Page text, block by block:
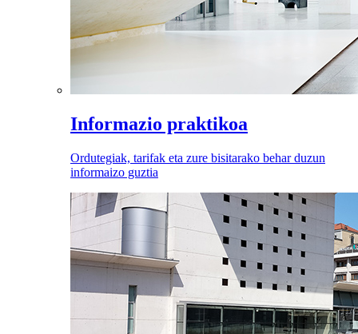
Informazio praktikoa
Ordutegiak, tarifak eta zure bisitarako behar duzun
informaizo guztia